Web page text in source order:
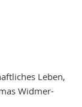
Leben,
Widmer-